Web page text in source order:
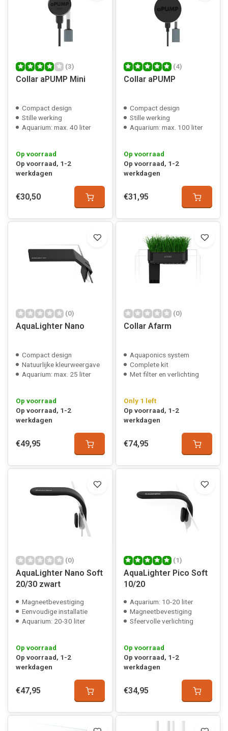
(3)
Collar aPUMP Mini
Compact design
Stille werking
Aquarium: max. 40 liter
Op voorraad
Op voorraad, 1-2
werkdagen
€30,50
(4)
Collar aPUMP
Compact design
Stille werking
Aquarium: max. 100 liter
Op voorraad
Op voorraad, 1-2
werkdagen
€31,95
(0)
AquaLighter Nano
Compact design
Natuurlijke kleurweergave
Aquarium: max. 25 liter
Op voorraad
Op voorraad, 1-2
werkdagen
€49,95
(0)
Collar Afarm
Aquaponics system
Complete kit
Met filter en verlichting
Only 1 left
Op voorraad, 1-2
werkdagen
€74,95
(0)
AquaLighter Nano Soft
20/30 zwart
Magneetbevestiging
Eenvoudige installatie
Aquarium: 20-30 liter
Op voorraad
Op voorraad, 1-2
werkdagen
€47,95
(1)
AquaLighter Pico Soft
10/20
Aquarium: 10-20 liter
Magneetbevestiging
Sfeervolle verlichting
Op voorraad
Op voorraad, 1-2
werkdagen
€34,95